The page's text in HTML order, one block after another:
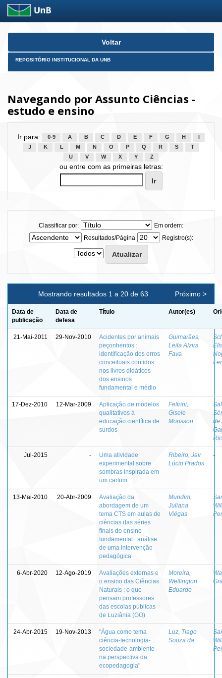
Skip
Voltar
REPOSITÓRIO INSTITUCIONAL DA UNB
Navegando por Assunto Ciências -
estudo e ensino
Ir para: 0-9 A B C D E F G H
J
K L M N O P Q R S
T
U
V W X Y Z
ou entre com as primeiras letras:
Classificar por:
Em ordem:
Resultados/Página
Registro(s):
Mostrando resultados 1 a 20 de 63 Próximo >
Data de
publicação
Data de
defesa
Título Autor(es)
21-Mai-2011 29-Nov-2010
Acidentes por animais
peçonhentos :
identificação dos erros
conceituais contidos
nos livros didáticos
dos ensinos
fundamental e médio
Guimarães,
Leila Alzira
Fava
17-Dez-2010 12-Mar-2009
Aplicação de modelos
qualitativos à
educação científica de
surdos
Feltrini,
Gisele
Morisson
de
Jul-2015 -
Uma atividade
experimental sobre
sombras inspirada em
um cartum
Ribeiro, Jair
Lúcio Prados
-
13-Mai-2010 20-Abr-2009
Avaliação da
abordagem de um
tema CTS em aulas de
ciências das séries
finais do ensino
fundamental : análise
de uma intervenção
pedagógica
Mundim,
Juliana
Viégas
6-Abr-2020 12-Ago-2019
Avaliações externas e
o ensino das Ciências
Naturais : o que
pensam professores
das escolas públicas
de Luziânia (GO)
Moreira,
Wellington
Eduardo
24-Abr-2015 19-Nov-2013
"Água como tema
ciência-tecnologia-
sociedade-ambiente
na perspectiva da
ecopedagogia"
Luz, Tiago
Souza da